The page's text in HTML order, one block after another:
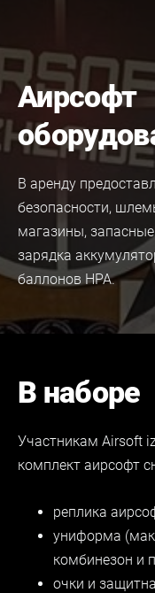
Аирсофт
В аренду
безопасности,
магазины,
зарядка
баллонов HPA.
В наборе
Участникам Airsoft
комплект аирсофт
реплика
униформа
комбинезон и
очки и